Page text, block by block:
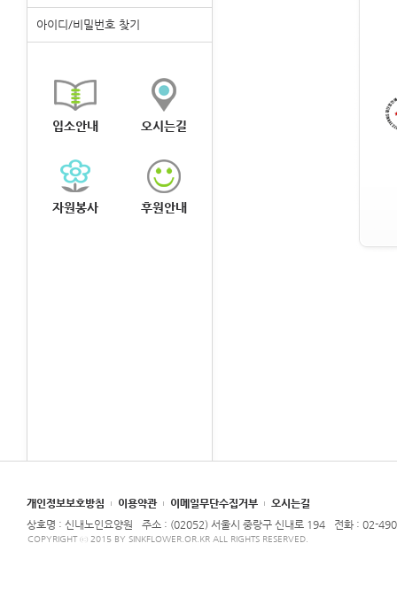
아이디/비밀번호 찾기
입소안내 오시는길
자원봉사 후원안내
개인정보보호방침 이용약관 이메일무단수집거부
오시는길
상호명 : 신내노인요양원
주소 : (02052) 서울시 중랑구 신내로 194 전화 : 02-
COPYRIGHT ⓒ 2015 BY SINKFLOWER.OR.KR ALL RIGHTS RESERVED.